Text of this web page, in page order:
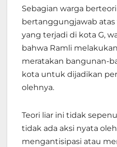
Sebagian warga
bertanggungjawab atas
yang terjadi di kota G,
bahwa Ramli
meratakan bangunan-
kota untuk dijadikan
olehnya.
Teori liar ini tidak
tidak ada aksi nyata
mengantisipasi atau